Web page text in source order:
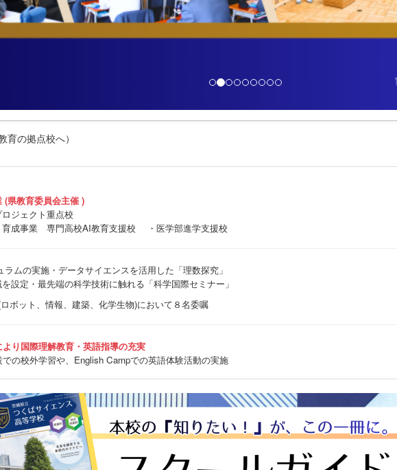
の拠点校へ）
(県教育委員会主催 )
ジェクト重点校
育成事業 専門高校AI教育支援校 ・医学部進学支援校
ムの実施・データサイエンスを活用した「理数探究」
設定・最先端の科学技術に触れる「科学国際セミナー」
ボット、情報、建築、化学生物)において８名委嘱
り国際理解教育・英語指導の充実
の校外学習や、English Campでの英語体験活動の実施